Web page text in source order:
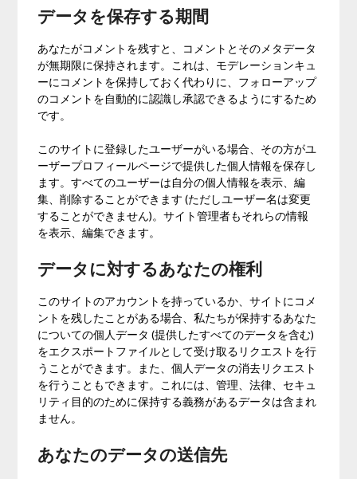
データを保存する期間
あなたがコメントを残すと、コメントとそのメタデータ
が無期限に保持されます。これは、モデレーションキュ
ーにコメントを保持しておく代わりに、フォローアップ
のコメントを自動的に認識し承認できるようにするため
です。
このサイトに登録したユーザーがいる場合、その方がユ
ーザープロフィールページで提供した個人情報を保存し
ます。すべてのユーザーは自分の個人情報を表示、編
集、削除することができます (ただしユーザー名は変更
することができません)。サイト管理者もそれらの情報
を表示、編集できます。
データに対するあなたの権利
このサイトのアカウントを持っているか、サイトにコメ
ントを残したことがある場合、私たちが保持するあなた
についての個人データ (提供したすべてのデータを含む)
をエクスポートファイルとして受け取るリクエストを行
うことができます。また、個人データの消去リクエスト
を行うこともできます。これには、管理、法律、セキュ
リティ目的のために保持する義務があるデータは含まれ
ません。
あなたのデータの送信先